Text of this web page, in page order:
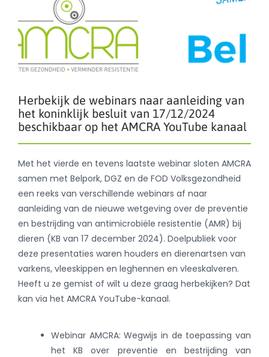
Herbekijk de webinars naar aanleiding van
het koninklijk besluit van 17/12/2024
beschikbaar op het AMCRA YouTube kanaal
Met het vierde en tevens laatste webinar sloten AMCRA
samen met Belpork, DGZ en de FOD Volksgezondheid
een reeks van verschillende webinars af naar
aanleiding van de nieuwe wetgeving over de preventie
en bestrijding van antimicrobiële resistentie (AMR) bij
dieren (KB van 17 december 2024). Doelpubliek voor
deze presentaties waren houders en dierenartsen van
varkens, vleeskippen en leghennen en vleeskalveren.
Heeft u ze gemist of wilt u deze graag herbekijken? Dat
kan via het AMCRA YouTube-kanaal.
Webinar AMCRA: Wegwijs in de toepassing van
het KB over preventie en bestrijding van